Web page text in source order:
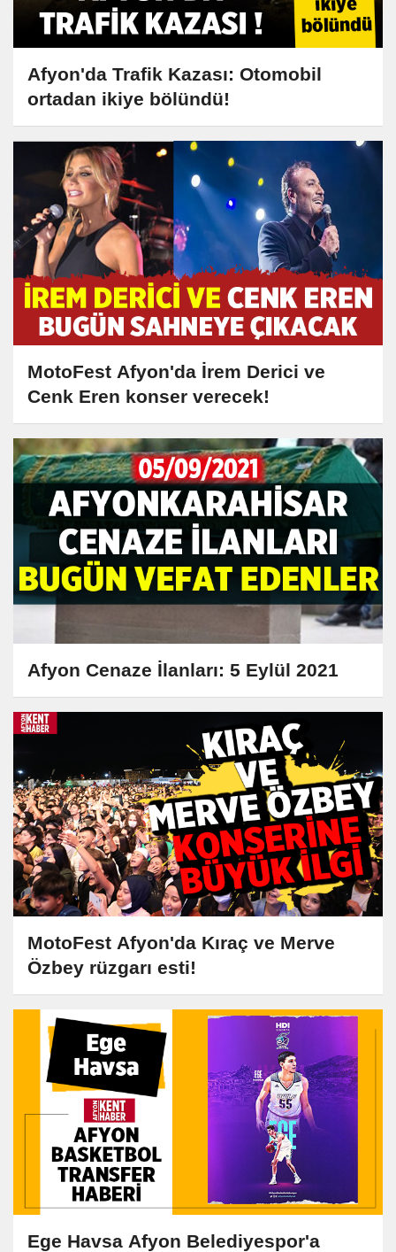
Afyon'da Trafik Kazası: Otomobil
ortadan ikiye bölündü!
MotoFest Afyon'da İrem Derici ve
Cenk Eren konser verecek!
Afyon Cenaze İlanları: 5 Eylül 2021
MotoFest Afyon'da Kıraç ve Merve
Özbey rüzgarı esti!
Ege Havsa Afyon Belediyespor'a